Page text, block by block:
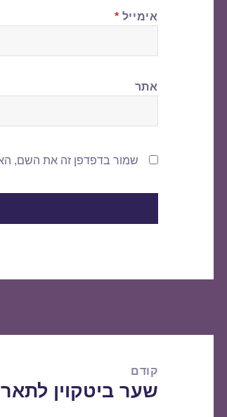
אימייל *
אתר
שמור בדפדפן זה את השם,
קודם
הפוסט
שער ביטקוין לתאריך 19/06/